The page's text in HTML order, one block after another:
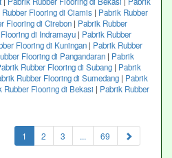
Rubber Flooring di Ciamis | Pabrik Rubber
Flooring di Cirebon | Pabrik Rubber
di Indramayu | Pabrik Rubber
Flooring di Kuningan | Pabrik Rubber
Flooring di Pangandaran | Pabrik
Rubber Flooring di Subang | Pabrik
Rubber Flooring di Sumedang | Pabrik
Rubber Flooring di Bekasi | Pabrik Rubber
1 (current)
2 3 ... 69